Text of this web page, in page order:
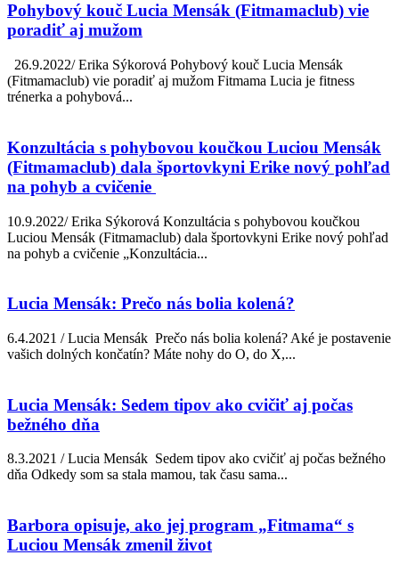
Pohybový kouč Lucia Mensák (Fitmamaclub) vie
poradiť aj mužom
26.9.2022/ Erika Sýkorová Pohybový kouč Lucia Mensák
(Fitmamaclub) vie poradiť aj mužom Fitmama Lucia je fitness
trénerka a pohybová...
Konzultácia s pohybovou koučkou Luciou Mensák
(Fitmamaclub) dala športovkyni Erike nový pohľad
na pohyb a cvičenie
10.9.2022/ Erika Sýkorová Konzultácia s pohybovou koučkou
Luciou Mensák (Fitmamaclub) dala športovkyni Erike nový pohľad
na pohyb a cvičenie „Konzultácia...
Lucia Mensák: Prečo nás bolia kolená?
6.4.2021 / Lucia Mensák Prečo nás bolia kolená? Aké je postavenie
vašich dolných končatín? Máte nohy do O, do X,...
Lucia Mensák: Sedem tipov ako cvičiť aj počas
bežného dňa
8.3.2021 / Lucia Mensák Sedem tipov ako cvičiť aj počas bežného
dňa Odkedy som sa stala mamou, tak času sama...
Barbora opisuje, ako jej program „Fitmama“ s
Luciou Mensák zmenil život